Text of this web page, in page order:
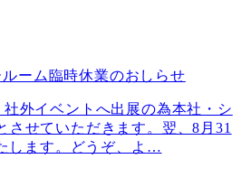
ーム臨時休業のおしらせ
外イベントへ出展の為本社・シ
させていただきます。翌、8月31
します。どうぞ、よ …